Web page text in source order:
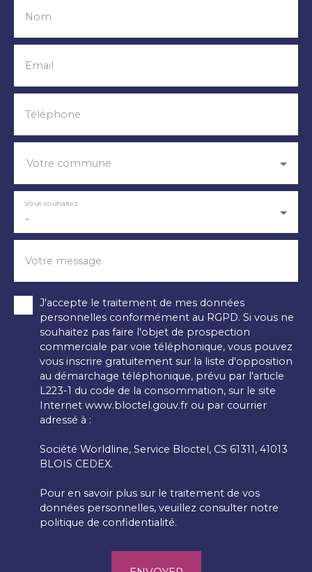
Nom
Email
Téléphone
Votre commune
-
Vous souhaitez
Votre message
J'accepte le traitement de mes données
personnelles conformément au RGPD. Si vous ne
souhaitez pas faire l'objet de prospection
commerciale par voie téléphonique, vous pouvez
vous inscrire gratuitement sur la liste d'opposition
au démarchage téléphonique, prévu par l'article
L223-1 du code de la consommation, sur le site
Internet www.bloctel.gouv.fr ou par courrier
adressé à :
Société Worldline, Service Bloctel, CS 61311, 41013
BLOIS CEDEX.
Pour en savoir plus sur le traitement de vos
données personnelles, veuillez consulter notre
politique de confidentialité.